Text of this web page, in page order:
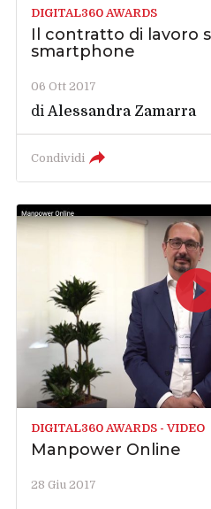
DIGITAL360 AWARDS
Il contratto di lavoro
smartphone
06 Ott 2017
di Alessandra Zamarra
Condividi
DIGITAL360 AWARDS - VIDEO
Manpower Online
28 Giu 2017